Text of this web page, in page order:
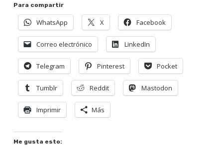
Para compartir
WhatsApp X Facebook
Correo electrónico LinkedIn
Telegram Pinterest Pocket
Tumblr Reddit Mastodon
Imprimir Más
Me gusta esto: